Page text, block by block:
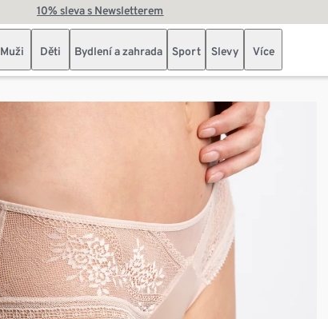
10% sleva s Newsletterem
Muži Děti Bydlení a zahrada Sport Slevy Více